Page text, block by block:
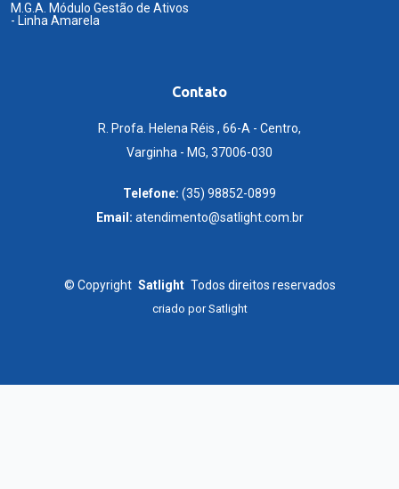
M.G.A. Módulo Gestão de Ativos
- Linha Amarela
Contato
R. Profa. Helena Réis , 66-A - Centro,
Varginha - MG, 37006-030
Telefone: (35) 98852-0899
Email: atendimento@satlight.com.br
© Copyright Satlight Todos direitos reservados
criado porSatlight